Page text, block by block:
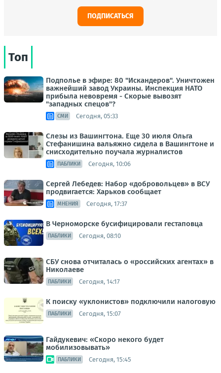
ПОДПИСАТЬСЯ
Топ
Подполье в эфире: 80 "Искандеров". Уничтожен
важнейший завод Украины. Инспекция НАТО
прибыла невовремя - Скорые вывозят
"западных спецов"?
СМИ Сегодня, 05:33
Слезы из Вашингтона. Еще 30 июля Ольга
Стефанишина вальяжно сидела в Вашингтоне и
снисходительно поучала журналистов
ПАБЛИКИ Сегодня, 10:06
Сергей Лебедев: Набор «добровольцев» в ВСУ
продвигается: Харьков сообщает
МНЕНИЯ Сегодня, 17:37
В Черноморске бусифицировали гестаповца
ПАБЛИКИ Сегодня, 08:10
СБУ снова отчиталась о «российских агентах» в
Николаеве
ПАБЛИКИ Сегодня, 14:17
К поиску «уклонистов» подключили налоговую
ПАБЛИКИ Сегодня, 15:07
Гайдукевич: «Скоро некого будет
мобилизовывать»
ПАБЛИКИ Сегодня, 15:45